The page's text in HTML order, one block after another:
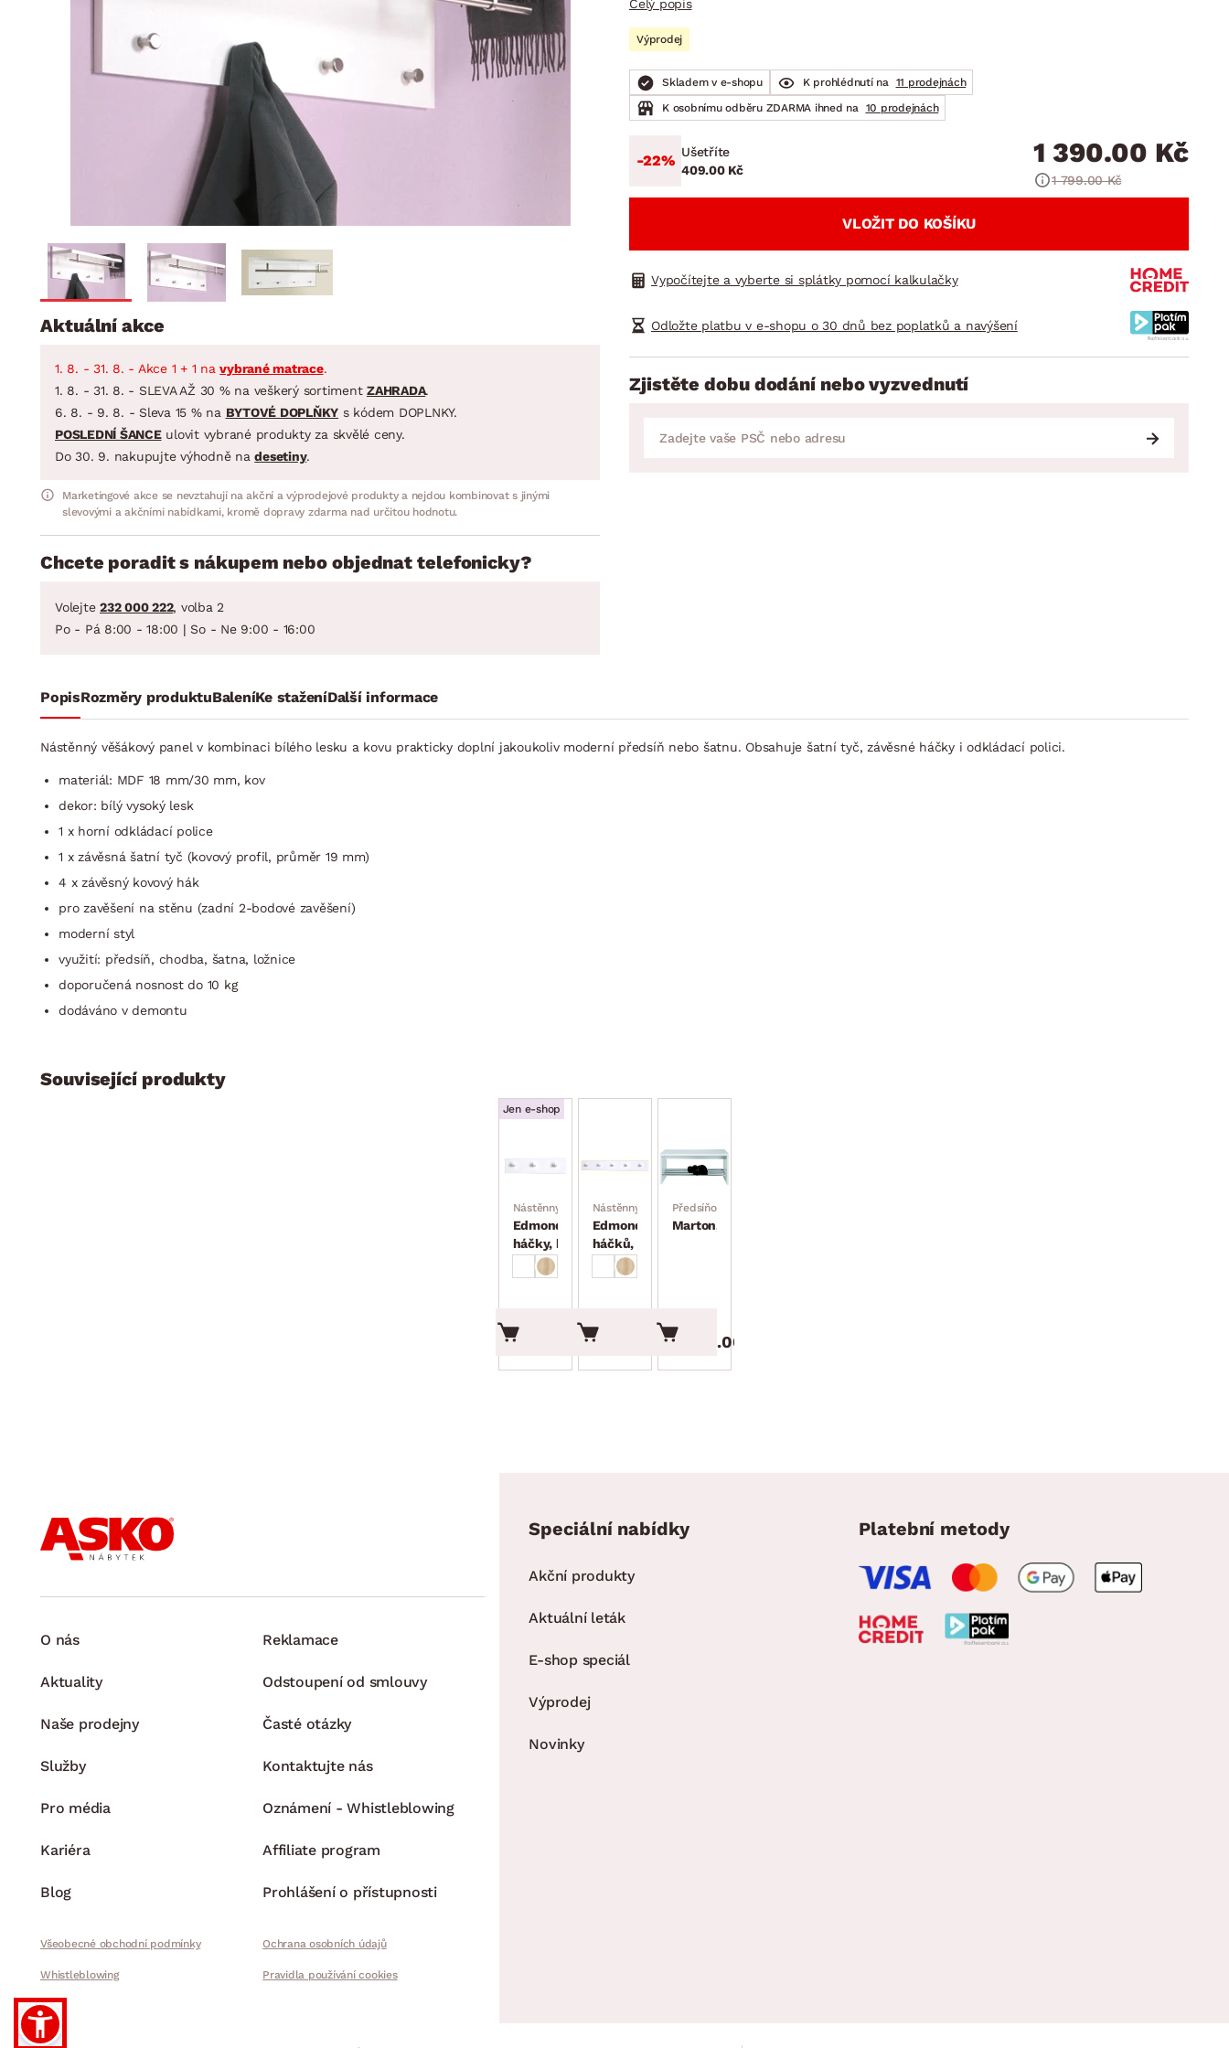
Dětský pokoj
Předsíň, šatna a chodba Příbory
Hrnce
Pánve
Zobrazit vše
DOMÁCÍ SPOTŘEBIČE
Jídelní sestavy
Zahradní sestavy
Celý popis
Výprodej
Skladem v e-shopu K prohlédnutí na 11 prodejnách
K osobnímu odběru ZDARMA ihned na 10 prodejnách
-22% Ušetříte
409.00 Kč
1 390.00 Kč
1 799.00 Kč
VLOŽIT DO KOŠÍKU
Vypočítejte a vyberte si splátky pomocí kalkulačky
Odložte platbu v e-shopu o 30 dnů bez poplatků a navýšení
Zjistěte dobu dodání nebo vyzvednutí
Aktuální akce
1. 8. - 31. 8. - Akce 1 + 1 navybrané matrace.
1. 8. - 31. 8. - SLEVA AŽ 30 % na veškerý sortiment ZAHRADA.
6. 8. - 9. 8. - Sleva 15 % na BYTOVÉ DOPLŇKY s kódem DOPLNKY.
POSLEDNÍ ŠANCEulovit vybrané produkty za skvělé ceny.
Do 30. 9. nakupujte výhodně nadesetiny.
Marketingové akce se nevztahují na akční a výprodejové produkty a nejdou kombinovat s jinými
slevovými a akčními nabídkami, kromě dopravy zdarma nad určitou hodnotu.
Chcete poradit s nákupem nebo objednat telefonicky?
Volejte 232 000 222, volba 2
Po - Pá 8:00 - 18:00 | So - Ne 9:00 - 16:00
PopisRozměry produktuBaleníKe staženíDalší informace
Nástěnný věšákový panel v kombinaci bílého lesku a kovu prakticky doplní jakoukoliv moderní předsíň nebo šatnu. Obsahuje šatní tyč, závěsné háčky i odkládací polici.
materiál: MDF 18 mm/30 mm, kov
dekor: bílý vysoký lesk
1 x horní odkládací police
1 x závěsná šatní tyč (kovový profil, průměr 19 mm)
4 x závěsný kovový hák
pro zavěšení na stěnu (zadní 2-bodové zavěšení)
moderní styl
využití: předsíň, chodba, šatna, ložnice
doporučená nosnost do 10 kg
dodáváno v demontu
Související produkty
Jen e-shop
Nástěnný věšák
Edmond 3
háčky, bílý
lesk
399.00 Kč
Nástěnný věšák
Edmond 5
háčků, bílý
lesk
649.00 Kč
Předsíňová lavice na boty
Marton, bílý lesk
2 899.00 Kč
O nás
Aktuality
Naše prodejny
Služby
Pro média
Kariéra
Blog
Reklamace
Odstoupení od smlouvy
Časté otázky
Kontaktujte nás
Oznámení - Whistleblowing
Affiliate program
Prohlášení o přístupnosti
Všeobecné obchodní podmínky Ochrana osobních údajů
Whistleblowing Pravidla používání cookies
Speciální nabídky
Akční produkty
Aktuální leták
E-shop speciál
Výprodej
Novinky
Platební metody